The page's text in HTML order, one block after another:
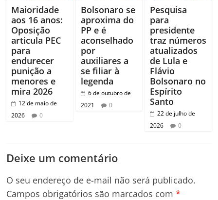
Maioridade
aos 16 anos:
Oposição
articula PEC
para
endurecer
punição a
menores e
mira 2026
12 de maio de
2026
0
Bolsonaro se
aproxima do
PP e é
aconselhado
por
auxiliares a
se filiar à
legenda
6 de outubro de
2021
0
Pesquisa
para
presidente
traz números
atualizados
de Lula e
Flávio
Bolsonaro no
Espírito
Santo
22 de julho de
2026
0
Deixe um comentário
O seu endereço de e-mail não será publicado.
Campos obrigatórios são marcados com*